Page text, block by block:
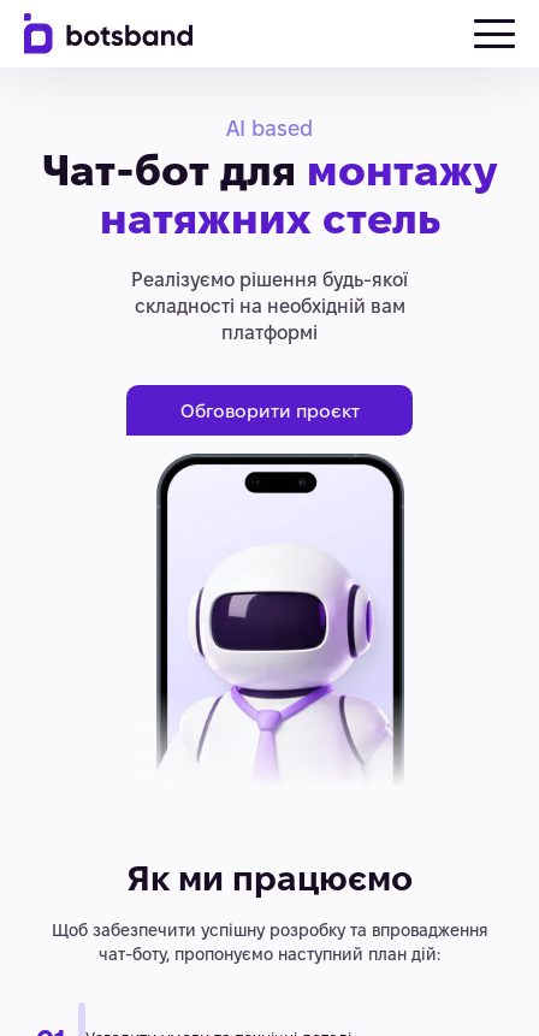
AI based
Чат-бот для монтажу
натяжних стель
Реалізуємо рішення будь-якої
складності на необхідній вам
платформі
Обговорити проєкт
Як ми працюємо
Щоб забезпечити успішну розробку та впровадження
чат-боту, пропонуємо наступний план дій: